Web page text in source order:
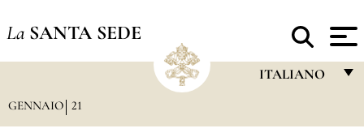
La SANTA SEDE
ITALIANO
GENNAIO 21